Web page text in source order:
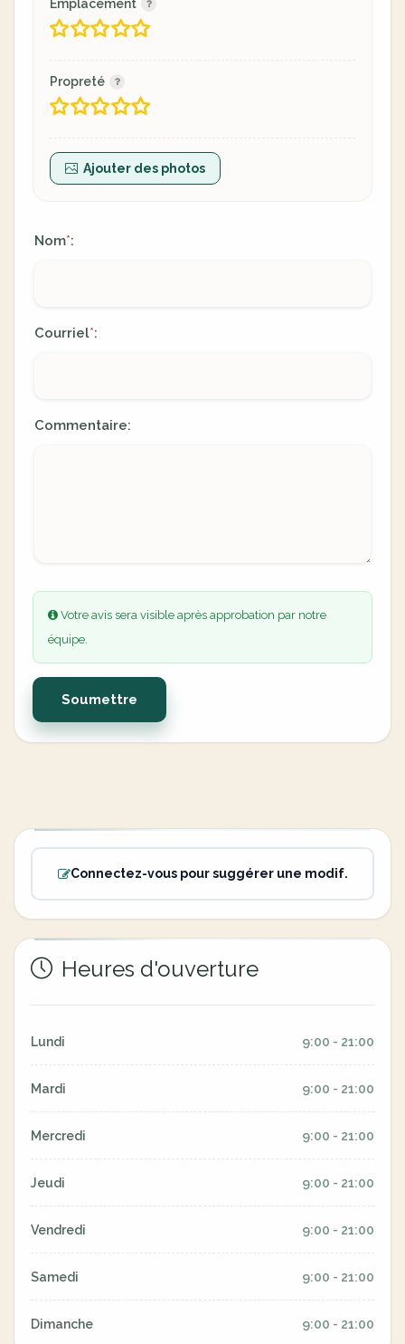
Emplacement
Propreté
Ajouter des photos
Nom*:
Courriel*:
Commentaire:
Votre avis sera visible après approbation par notre
équipe.
Soumettre
Connectez-vous pour suggérer une modif.
Heures d'ouverture
Lundi 9:00 - 21:00
Mardi 9:00 - 21:00
Mercredi 9:00 - 21:00
Jeudi 9:00 - 21:00
Vendredi 9:00 - 21:00
Samedi 9:00 - 21:00
Dimanche 9:00 - 21:00